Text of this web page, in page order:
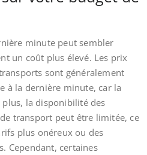
minute peut sembler
un coût plus élevé. Les prix
sont généralement
à la dernière minute, car la
la disponibilité des
transport peut être limitée, ce
plus onéreux ou des
Cependant, certaines